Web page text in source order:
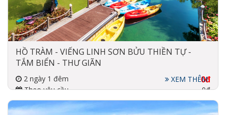
HỒ TRÀM - VIẾNG LINH SƠN BỬU THIỀN TỰ -
TẮM BIỂN - THƯ GIÃN
2 ngày 1 đêm
Theo yêu cầu
Đi về bằng xe
3-4 sao
0đ
0đ
XEM THÊM